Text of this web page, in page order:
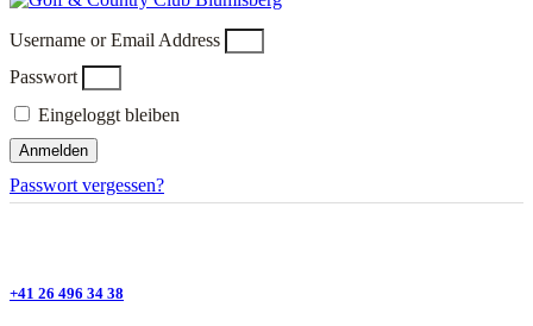
Username or Email Address
Passwort
Eingeloggt bleiben
Anmelden
Passwort vergessen?
+41 26 496 34 38